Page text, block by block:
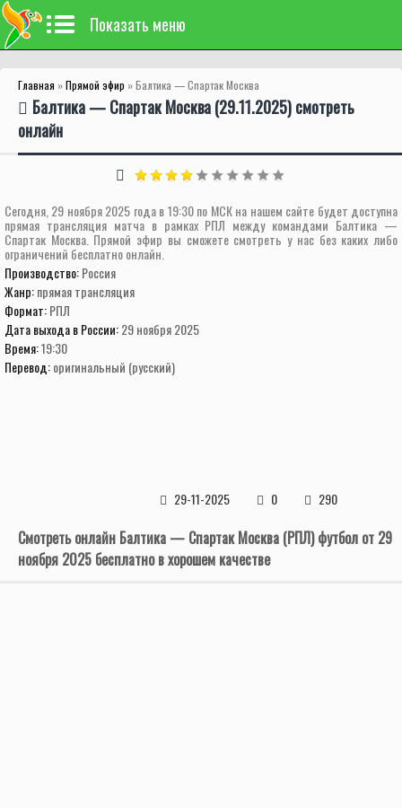
Показать меню
Главная »Прямой эфир » Балтика — Спартак Москва
Балтика — Спартак Москва (29.11.2025) смотреть
онлайн
Сегодня, 29 ноября 2025 года в 19:30 по МСК на нашем сайте будет доступна
прямая трансляция матча в рамках РПЛ между командами Балтика —
Спартак Москва. Прямой эфир вы сможете смотреть у нас без каких либо
ограничений бесплатно онлайн.
Производство:Россия
Жанр:прямая трансляция
Формат:РПЛ
Дата выхода в России:29 ноября 2025
Время:19:30
Перевод:оригинальный (русский)
29-11-2025 0 290
Смотреть онлайн Балтика — Спартак Москва (РПЛ) футбол от 29
ноября 2025 бесплатно в хорошем качестве